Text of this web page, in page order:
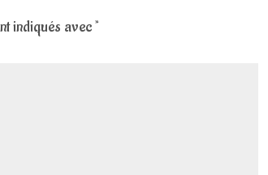
indiqués avec*